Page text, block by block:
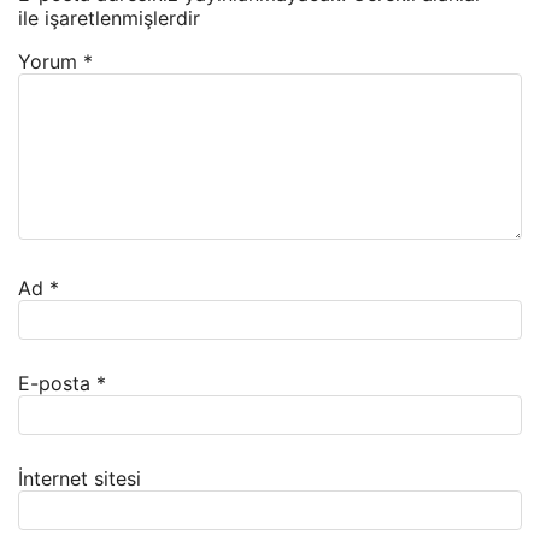
ile işaretlenmişlerdir
Yorum *
Ad *
E-posta *
İnternet sitesi